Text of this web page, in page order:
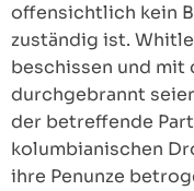
offensichtlich kein
zuständig ist.
beschissen und mit
durchgebrannt
der betreffende
kolumbianischen
ihre Penunze